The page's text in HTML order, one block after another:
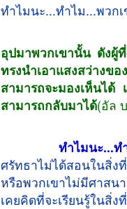
ทำไมนะ...ทำไม...พวก
อุปมาพวกเขานั้น ดัง
ทรงนำเอาแสงสว่างข
สามารถจะมองเห็นไ
สามารถกลับมาได้(อัล
ทำไมนะ...ท
ศรัทธาไม่ได้สอนในสิ่ง
หรือพวกเขาไม่มีศาสน
เคยคิดที่จะเรียนรู้ในสิ่ง